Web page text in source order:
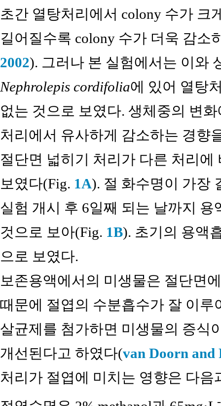
초간 열탕처리에서 colony 수가 크
길어질수록 colony 수가 더욱 감소
2002). 그러나 본 실험에서는 이와
Nephrolepis cordifolia에 있어 열탕
없는 것으로 보였다. 생체중의 변
처리에서 유사하게 감소하는 경향
절단면 넓히기 처리가 다른 처리
보였다(Fig. 1A). 절 화수명이 가장
실험 개시 후 6일째 되는 날까지
것으로 보아(Fig. 1B). 초기의 용액
으로 보였다.
보존용액에서의 미생물은 절단면
때문에 절엽의 수분흡수가 잘 이루
살균제를 첨가하면 미생물의 증식
개선된다고 하였다(van Doorn and
처리가 절엽에 미치는 영향은 다음